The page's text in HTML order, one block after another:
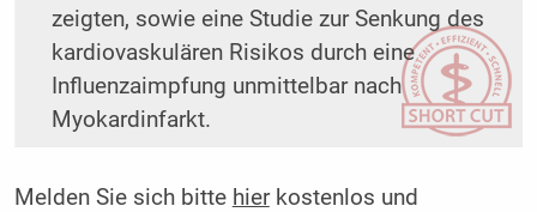
zeigten, sowie eine Studie zur Senkung des
kardiovaskulären Risikos durch eine
Influenzaimpfung unmittelbar nach
Myokardinfarkt.
Melden Sie sich bitte hierkostenlos und